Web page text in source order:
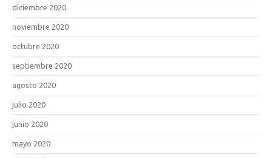
diciembre 2020
noviembre 2020
octubre 2020
septiembre 2020
agosto 2020
julio 2020
junio 2020
mayo 2020